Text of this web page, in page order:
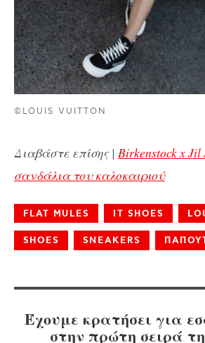
©LOUIS VUITTON
Διαβάστε επίσης | Birkenstock x
σανδάλια του καλοκαιριού
FLAT MULES IT SHOES
SHOES SNEAKERS
Έχουμε κρατήσει για
στην πρώτη σειρά